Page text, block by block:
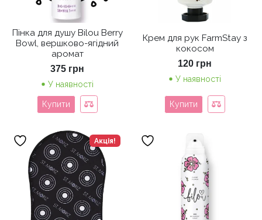
Пінка для душу Bilou Berry
Bowl, вершково-ягідний
аромат
375 грн
У наявності
Купити
Крем для рук FarmStay з
кокосом
120 грн
У наявності
Купити
Акція!